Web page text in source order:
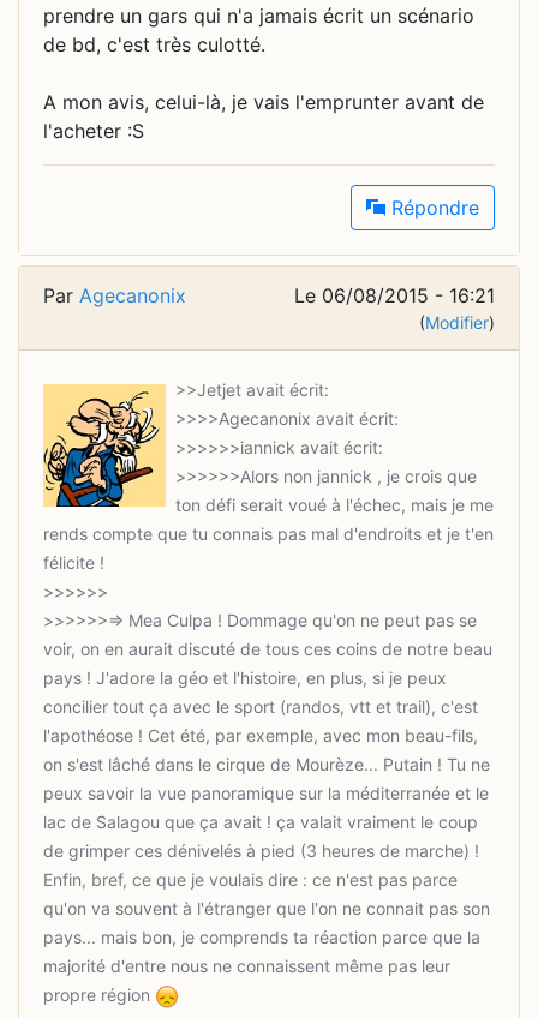
prendre un gars qui n'a jamais écrit un scénario
de bd, c'est très culotté.
A mon avis, celui-là, je vais l'emprunter avant de
l'acheter :S
Répondre
Par Agecanonix Le 06/08/2015 - 16:21
(Modifier)
>>>>>>Alors non jannick , je crois que
ton défi serait voué à l'échec, mais je me
rends compte que tu connais pas mal d'endroits et je t'en
>>>>>>=> Mea Culpa ! Dommage qu'on ne peut pas se
voir, on en aurait discuté de tous ces coins de notre beau
pays ! J'adore la géo et l'histoire, en plus, si je peux
concilier tout ça avec le sport (randos, vtt et trail), c'est
l'apothéose ! Cet été, par exemple, avec mon beau-fils,
on s'est lâché dans le cirque de Mourèze... Putain ! Tu ne
peux savoir la vue panoramique sur la méditerranée et le
lac de Salagou que ça avait ! ça valait vraiment le coup
de grimper ces dénivelés à pied (3 heures de marche) !
Enfin, bref, ce que je voulais dire : ce n'est pas parce
qu'on va souvent à l'étranger que l'on ne connait pas son
pays... mais bon, je comprends ta réaction parce que la
majorité d'entre nous ne connaissent même pas leur
propre région